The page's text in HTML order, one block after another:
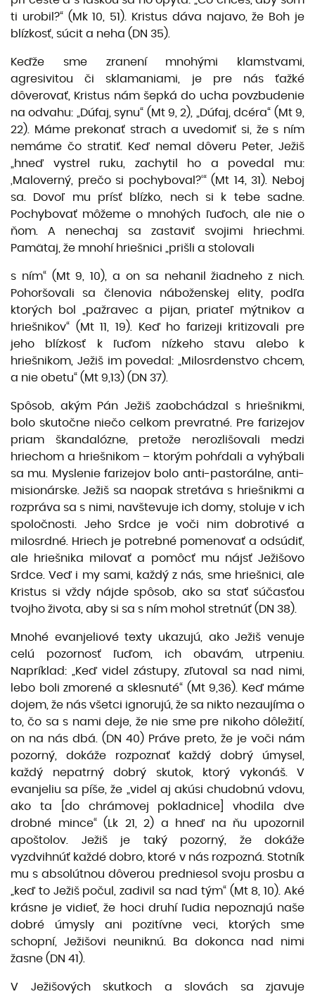
ti urobil?“ (Mk 10, 51). Kristus dáva najavo, že Boh je
blízkosť, súcit a neha (DN 35).
Keďže sme zranení mnohými klamstvami,
agresivitou či sklamaniami, je pre nás ťažké
dôverovať, Kristus nám šepká do ucha povzbudenie
na odvahu: „Dúfaj, synu“ (Mt 9, 2), „Dúfaj, dcéra“ (Mt 9,
22). Máme prekonať strach a uvedomiť si, že s ním
nemáme čo stratiť. Keď nemal dôveru Peter, Ježiš
„hneď vystrel ruku, zachytil ho a povedal mu:
‚Maloverný, prečo si pochyboval?‘“ (Mt 14, 31). Neboj
sa. Dovoľ mu prísť blízko, nech si k tebe sadne.
Pochybovať môžeme o mnohých ľuďoch, ale nie o
ňom. A nenechaj sa zastaviť svojimi hriechmi.
Pamätaj, že mnohí hriešnici „prišli a stolovali
s ním“ (Mt 9, 10), a on sa nehanil žiadneho z nich.
Pohoršovali sa členovia náboženskej elity, podľa
ktorých bol „pažravec a pijan, priateľ mýtnikov a
hriešnikov“ (Mt 11, 19). Keď ho farizeji kritizo­vali pre
jeho blízkosť k ľuďom nízkeho stavu alebo k
hriešnikom, Ježiš im povedal: „Milosrdenstvo chcem,
a nie obetu“ (Mt 9,13) (DN 37).
Spôsob, akým Pán Ježiš zaobchádzal s hriešnikmi,
bolo skutočne niečo celkom prevratné. Pre farizejov
priam škandalózne, pretože nerozlišovali medzi
hriechom a hriešnikom – ktorým pohŕdali a vyhýbali
sa mu. Myslenie farizejov bolo anti-pastorálne, anti-
misionárske. Ježiš sa naopak stretáva s hriešnikmi a
rozpráva sa s nimi, navštevuje ich domy, stoluje v ich
spoločnosti. Jeho Srdce je voči nim dobrotivé a
milosrdné. Hriech je potrebné pomenovať a odsúdiť,
ale hriešnika milovať a pomôcť mu nájsť Ježi­šovo
Srdce. Veď i my sami, každý z nás, sme hriešnici, ale
Kristus si vždy nájde spôsob, ako sa stať súčasťou
tvojho života, aby si sa s ním mohol stretnúť (DN 38).
Mnohé evanjeliové texty ukazujú, ako Ježiš venuje
celú pozornosť ľuďom, ich obavám, utrpeniu.
Napríklad: „Keď videl zástupy, zľutoval sa nad nimi,
lebo boli zmorené a sklesnuté“ (Mt 9,36). Keď máme
dojem, že nás všetci ignorujú, že sa nikto nezaujíma o
to, čo sa s nami deje, že nie sme pre ni­koho dôležití,
on na nás dbá. (DN 40) Práve preto, že je voči nám
pozorný, dokáže rozpoznať každý dobrý úmysel,
každý nepatrný dobrý skutok, ktorý vykonáš. V
evanjeliu sa píše, že „videl aj akúsi chudobnú vdovu,
ako ta [do chrámovej pokladnice] vhodila dve
drobné mince“ (Lk 21, 2) a hneď na ňu upozornil
apoštolov. Ježiš je taký pozorný, že dokáže
vyzdvihnúť každé dobro, ktoré v nás rozpozná. Stotník
mu s absolútnou dôverou predniesol svoju prosbu a
„keď to Ježiš počul, zadivil sa nad tým“ (Mt 8, 10). Aké
krásne je vidieť, že hoci druhí ľudia nepoznajú naše
dobré úmysly ani pozitívne veci, ktorých sme
schopní, Ježišovi neuniknú. Ba dokonca nad nimi
žasne (DN 41).
V Ježišových skutkoch a slovách sa zjavuje